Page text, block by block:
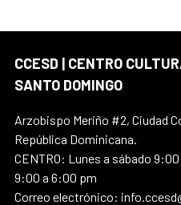
CCESD | CENTRO
SANTO DOMINGO
Arzobispo Meriño #2, Ciudad
República Dominicana.
CENTRO: Lunes a sábado
9:00 a 6:00 pm
Correo electrónico: